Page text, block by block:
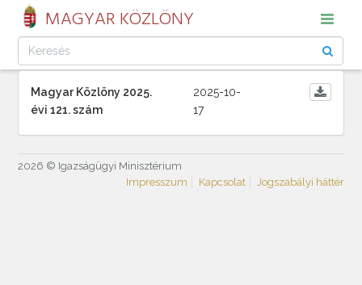
MAGYAR KÖZLÖNY
Magyar Közlöny 2025.
évi 121. szám
2025-10-
17
2026 © Igazságügyi Minisztérium
Impresszum
Kapcsolat Jogszabályi háttér